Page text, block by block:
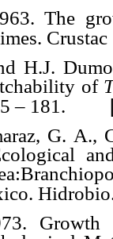
The
H.J.
of
– 181.
G. A.,
Growth